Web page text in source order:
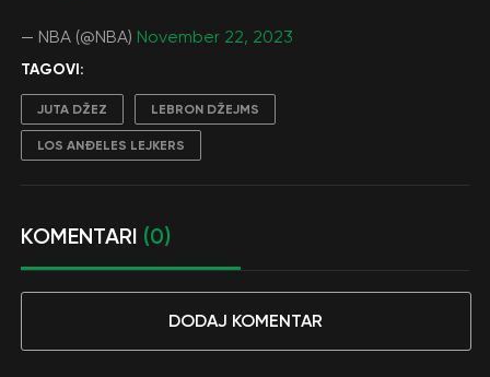
— NBA (@NBA) November 22, 2023
TAGOVI:
JUTA DŽEZ LEBRON DŽEJMS
LOS ANĐELES LEJKERS
KOMENTARI (0)
DODAJ KOMENTAR